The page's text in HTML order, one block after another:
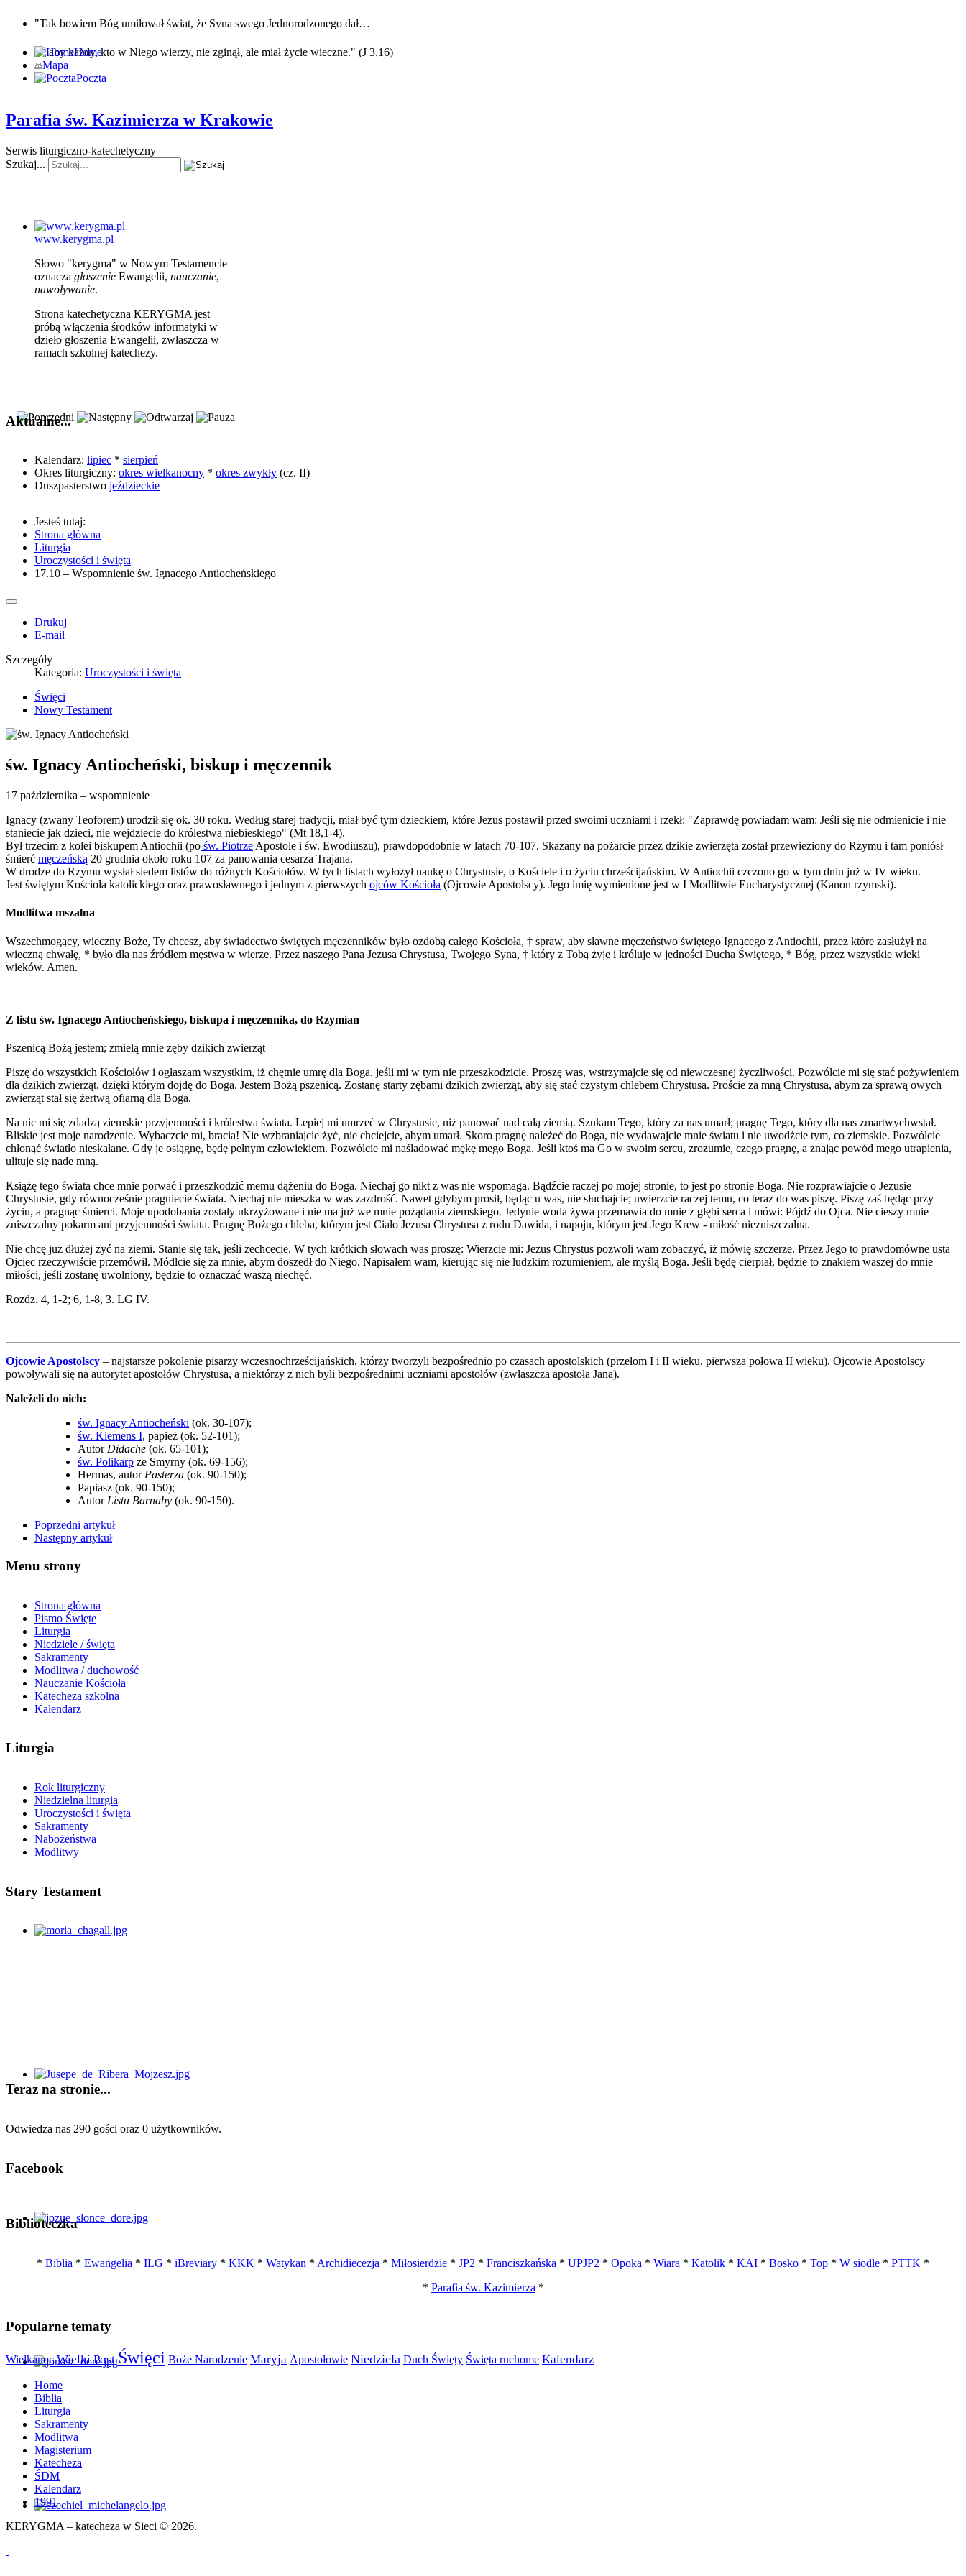
"Tak bowiem Bóg umiłował świat, że Syna swego Jednorodzonego dał…
… aby każdy, kto w Niego wierzy, nie zginął, ale miał życie wieczne." (J 3,16)
Home
Mapa
Poczta
Parafia św. Kazimierza w Krakowie
Serwis liturgiczno-katechetyczny
Szukaj...
www.kerygma.pl
Słowo "kerygma" w Nowym Testamencie
oznacza głoszenie Ewangelii, nauczanie,
nawoływanie.
Strona katechetyczna KERYGMA jest
próbą włączenia środków informatyki w
dzieło głoszenia Ewangelii, zwłaszcza w
ramach szkolnej katechezy.
Aktualne...
Kalendarz: lipiec * sierpień
Okres liturgiczny: okres wielkanocny * okres zwykły (cz. II)
Duszpasterstwo jeździeckie
Jesteś tutaj:
Strona główna
Liturgia
Uroczystości i święta
17.10 – Wspomnienie św. Ignacego Antiocheńskiego
Drukuj
E-mail
Szczegóły
Kategoria: Uroczystości i święta
Święci
Nowy Testament
św. Ignacy Antiocheński, biskup i męczennik
17 października – wspomnienie
Ignacy (zwany Teoforem) urodził się ok. 30 roku. Według starej tradycji, miał być tym dzieckiem, które Jezus postawił przed swoimi uczniami i rzekł: "Zaprawdę powiadam wam: Jeśli się nie odmienicie i nie
staniecie jak dzieci, nie wejdziecie do królestwa niebieskiego" (Mt 18,1-4).
Był trzecim z kolei biskupem Antiochii (po św. Piotrze Apostole i św. Ewodiuszu), prawdopodobnie w latach 70-107. Skazany na pożarcie przez dzikie zwierzęta został przewieziony do Rzymu i tam poniósł
śmierć męczeńską 20 grudnia około roku 107 za panowania cesarza Trajana.
W drodze do Rzymu wysłał siedem listów do różnych Kościołów. W tych listach wyłożył naukę o Chrystusie, o Kościele i o życiu chrześcijańskim. W Antiochii czczono go w tym dniu już w IV wieku.
Jest świętym Kościoła katolickiego oraz prawosławnego i jednym z pierwszych ojców Kościoła (Ojcowie Apostolscy). Jego imię wymienione jest w I Modlitwie Eucharystycznej (Kanon rzymski).
Modlitwa mszalna
Wszechmogący, wieczny Boże, Ty chcesz, aby świadectwo świętych męczenników było ozdobą całego Kościoła, † spraw, aby sławne męczeństwo świętego Ignacego z Antiochii, przez które zasłużył na
wieczną chwałę, * było dla nas źródłem męstwa w wierze. Przez naszego Pana Jezusa Chrystusa, Twojego Syna, † który z Tobą żyje i króluje w jedności Ducha Świętego, * Bóg, przez wszystkie wieki
wieków. Amen.
Z listu św. Ignacego Antiocheńskiego, biskupa i męczennika, do Rzymian
Pszenicą Bożą jestem; zmielą mnie zęby dzikich zwierząt
Piszę do wszystkich Kościołów i ogłaszam wszystkim, iż chętnie umrę dla Boga, jeśli mi w tym nie przeszkodzicie. Proszę was, wstrzymajcie się od niewczesnej życzliwości. Pozwólcie mi się stać pożywieniem
dla dzikich zwierząt, dzięki którym dojdę do Boga. Jestem Bożą pszenicą. Zostanę starty zębami dzikich zwierząt, aby się stać czystym chlebem Chrystusa. Proście za mną Chrystusa, abym za sprawą owych
zwierząt stał się żertwą ofiarną dla Boga.
Na nic mi się zdadzą ziemskie przyjemności i królestwa świata. Lepiej mi umrzeć w Chrystusie, niż panować nad całą ziemią. Szukam Tego, który za nas umarł; pragnę Tego, który dla nas zmartwychwstał.
Bliskie jest moje narodzenie. Wybaczcie mi, bracia! Nie wzbraniajcie żyć, nie chciejcie, abym umarł. Skoro pragnę należeć do Boga, nie wydawajcie mnie światu i nie uwodźcie tym, co ziemskie. Pozwólcie
chłonąć światło nieskalane. Gdy je osiągnę, będę pełnym człowiekiem. Pozwólcie mi naśladować mękę mego Boga. Jeśli ktoś ma Go w swoim sercu, zrozumie, czego pragnę, a znając powód mego utrapienia,
ulituje się nade mną.
Książę tego świata chce mnie porwać i przeszkodzić memu dążeniu do Boga. Niechaj go nikt z was nie wspomaga. Bądźcie raczej po mojej stronie, to jest po stronie Boga. Nie rozprawiajcie o Jezusie
Chrystusie, gdy równocześnie pragniecie świata. Niechaj nie mieszka w was zazdrość. Nawet gdybym prosił, będąc u was, nie słuchajcie; uwierzcie raczej temu, co teraz do was piszę. Piszę zaś będąc przy
życiu, a pragnąc śmierci. Moje upodobania zostały ukrzyżowane i nie ma już we mnie pożądania ziemskiego. Jedynie woda żywa przemawia do mnie z głębi serca i mówi: Pójdź do Ojca. Nie cieszy mnie
zniszczalny pokarm ani przyjemności świata. Pragnę Bożego chleba, którym jest Ciało Jezusa Chrystusa z rodu Dawida, i napoju, którym jest Jego Krew - miłość niezniszczalna.
Nie chcę już dłużej żyć na ziemi. Stanie się tak, jeśli zechcecie. W tych krótkich słowach was proszę: Wierzcie mi: Jezus Chrystus pozwoli wam zobaczyć, iż mówię szczerze. Przez Jego to prawdomówne usta
Ojciec rzeczywiście przemówił. Módlcie się za mnie, abym doszedł do Niego. Napisałem wam, kierując się nie ludzkim rozumieniem, ale myślą Boga. Jeśli będę cierpiał, będzie to znakiem waszej do mnie
miłości, jeśli zostanę uwolniony, będzie to oznaczać waszą niechęć.
Rozdz. 4, 1-2; 6, 1-8, 3. LG IV.
Ojcowie Apostolscy – najstarsze pokolenie pisarzy wczesnochrześcijańskich, którzy tworzyli bezpośrednio po czasach apostolskich (przełom I i II wieku, pierwsza połowa II wieku). Ojcowie Apostolscy
powoływali się na autorytet apostołów Chrystusa, a niektórzy z nich byli bezpośrednimi uczniami apostołów (zwłaszcza apostoła Jana).
Należeli do nich:
św. Ignacy Antiocheński (ok. 30-107);
św. Klemens I, papież (ok. 52-101);
Autor Didache (ok. 65-101);
św. Polikarp ze Smyrny (ok. 69-156);
Hermas, autor Pasterza (ok. 90-150);
Papiasz (ok. 90-150);
Autor Listu Barnaby (ok. 90-150).
Poprzedni artykuł
Następny artykuł
Menu strony
Strona główna
Pismo Święte
Liturgia
Niedziele / święta
Sakramenty
Modlitwa / duchowość
Nauczanie Kościoła
Katecheza szkolna
Kalendarz
Liturgia
Rok liturgiczny
Niedzielna liturgia
Uroczystości i święta
Sakramenty
Nabożeństwa
Modlitwy
Stary Testament
Teraz na stronie...
Odwiedza nas 290 gości oraz 0 użytkowników.
Facebook
Biblioteczka
* Biblia * Ewangelia * ILG * iBreviary * KKK * Watykan * Archidiecezja * Miłosierdzie * JP2 * Franciszkańska * UPJP2 * Opoka * Wiara * Katolik * KAI * Bosko * Top * W siodle * PTTK *
* Parafia św. Kazimierza *
Popularne tematy
Wielkanoc Wielki Post Święci Boże Narodzenie Maryja Apostołowie Niedziela Duch Święty Święta ruchome Kalendarz
Home
Biblia
Liturgia
Sakramenty
Modlitwa
Magisterium
Katecheza
ŚDM
Kalendarz
1991
KERYGMA – katecheza w Sieci © 2026.